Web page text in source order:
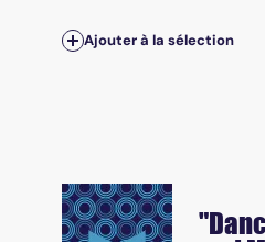
Ajouter à la sélection